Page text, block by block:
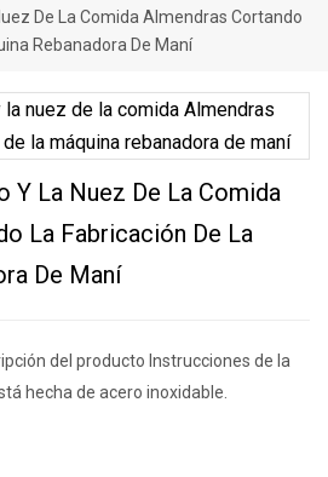
De La Comida Almendras Cortando
Rebanadora De Maní
Y La Nuez De La Comida
La Fabricación De La
De Maní
del producto Instrucciones de la
hecha de acero inoxidable.